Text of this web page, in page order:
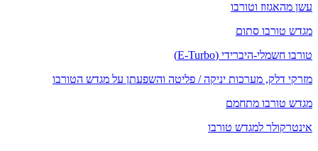
עשן מהאגזוז וטורבו
מגדש טורבו סתום
טורבו חשמלי-היברידי (E-Turbo)
מזרקי דלק, מערכות יניקה / פליטה והשפעתן על מגדש הטורבו
מגדש טורבו מתחמם
אינטרקולר למגדש טורבו